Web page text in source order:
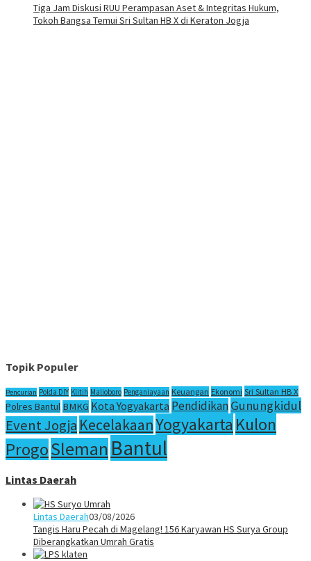
Tiga Jam Diskusi RUU Perampasan Aset & Integritas Hukum,
Tokoh Bangsa Temui Sri Sultan HB X di Keraton Jogja
Topik Populer
Pencurian Polda DIY Klitih Malioboro Penganiayaan Keuangan Ekonomi Sri Sultan HB X
Polres Bantul BMKG Kota Yogyakarta PendidikanGunungkidul
Event Jogja KecelakaanYogyakarta Kulon
ProgoSleman Bantul
Lintas Daerah
Lintas Daerah03/08/2026
Tangis Haru Pecah di Magelang! 156 Karyawan HS Surya Group
Diberangkatkan Umrah Gratis